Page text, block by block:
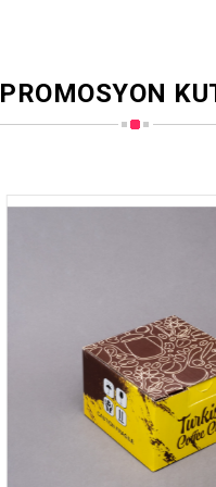
PROMOSYON